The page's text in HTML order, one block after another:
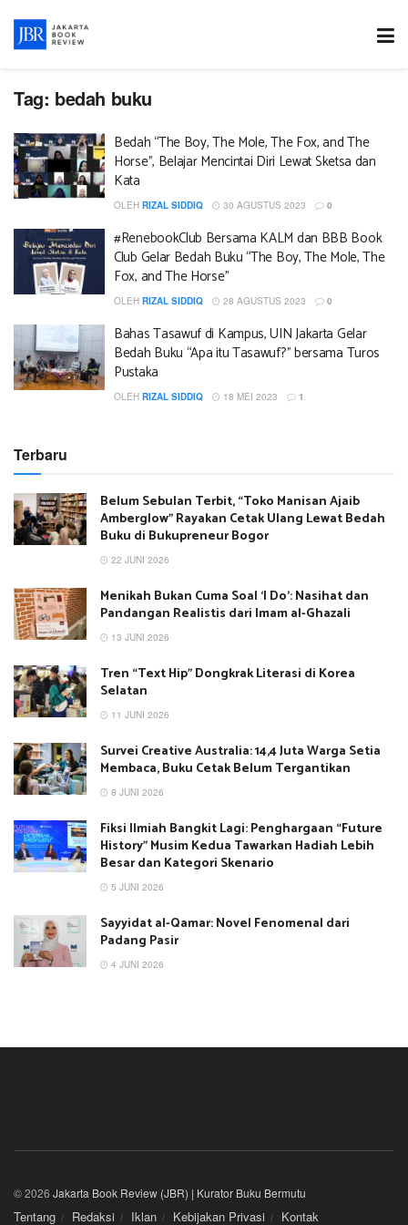
Tag: bedah buku
Bedah “The Boy, The Mole, The Fox, and The
Horse”, Belajar Mencintai Diri Lewat Sketsa dan
Kata
OLEH RIZAL SIDDIQ 30 AGUSTUS 2023 0
#RenebookClub Bersama KALM dan BBB Book
Club Gelar Bedah Buku “The Boy, The Mole, The
Fox, and The Horse”
OLEH RIZAL SIDDIQ 28 AGUSTUS 2023 0
Bahas Tasawuf di Kampus, UIN Jakarta Gelar
Bedah Buku “Apa itu Tasawuf?” bersama Turos
Pustaka
OLEH RIZAL SIDDIQ 18 MEI 2023 1
Terbaru
Belum Sebulan Terbit, “Toko Manisan Ajaib
Amberglow” Rayakan Cetak Ulang Lewat Bedah
Buku di Bukupreneur Bogor
22 JUNI 2026
Menikah Bukan Cuma Soal ‘I Do’: Nasihat dan
Pandangan Realistis dari Imam al-Ghazali
13 JUNI 2026
Tren “Text Hip” Dongkrak Literasi di Korea
Selatan
11 JUNI 2026
Survei Creative Australia: 14,4 Juta Warga Setia
Membaca, Buku Cetak Belum Tergantikan
8 JUNI 2026
Fiksi Ilmiah Bangkit Lagi: Penghargaan “Future
History” Musim Kedua Tawarkan Hadiah Lebih
Besar dan Kategori Skenario
5 JUNI 2026
Sayyidat al-Qamar: Novel Fenomenal dari
Padang Pasir
4 JUNI 2026
© 2026 Jakarta Book Review (JBR) | Kurator Buku Bermutu
Tentang Redaksi Iklan Kebijakan Privasi Kontak